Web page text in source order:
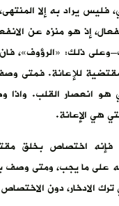
فليس يراد به إلا
إذ هو منزه عن
ذلك: «الرؤوف»، فان
للإعانة. فمتى
هو انعصار القلب.
هي الإعانة.
فإنه اختصاص بخلق
على ما يجب، ومتى وصف
الادخار، دون